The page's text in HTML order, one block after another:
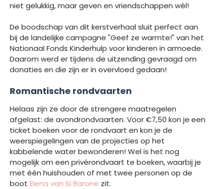
niet gelukkig, maar geven en vriendschappen wél!
De boodschap van dit kerstverhaal sluit perfect aan
bij de landelijke campagne "Geef ze warmte!" van het
Nationaal Fonds Kinderhulp voor kinderen in armoede.
Daarom werd er tijdens de uitzending gevraagd om
donaties en die zijn er in overvloed gedaan!
Romantische rondvaarten
Helaas zijn ze door de strengere maatregelen
afgelast: de avondrondvaarten. Voor €7,50 kon je een
ticket boeken voor de rondvaart en kon je de
weerspiegelingen van de projecties op het
kabbelende water bewonderen! Wel is het nog
mogelijk om een privérondvaart te boeken, waarbij je
met één huishouden of met twee personen op de
boot Elena van Si Barone zit.